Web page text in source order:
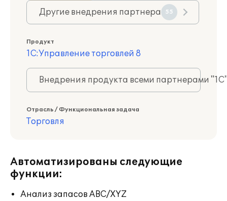
Другие внедрения партнера 55
Продукт
1С:Управление торговлей 8
Внедрения продукта всеми партнерами
Отрасль / Функциональная задача
Торговля
Автоматизированы следующие
функции:
Анализ запасов ABC/XYZ